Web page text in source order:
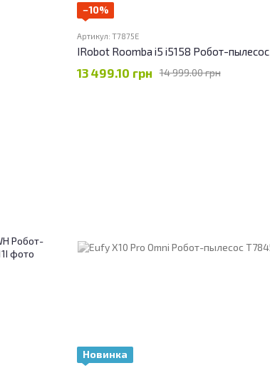
−10%
Артикул: T7875E
IRobot Roomba i5 i5158 Робот-пылесос
14 999.00 грн
13 499.10 грн
Новинка